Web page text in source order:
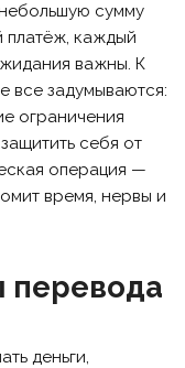
сумму
платёж, каждый
важны. К
все задумываются:
ограничения
себя от
операция —
время, нервы и
перевода
деньги,